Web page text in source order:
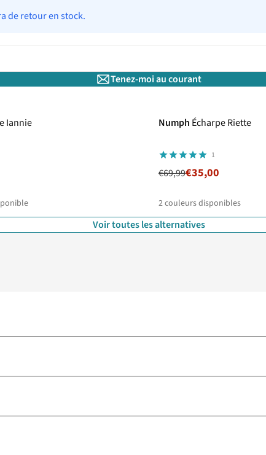
de retour en stock.
Tenez-moi au courant
Iannie Numph Écharpe Riette
1
€69,99€35,00
2couleurs disponibles
%
%
Voir toutes les alternatives